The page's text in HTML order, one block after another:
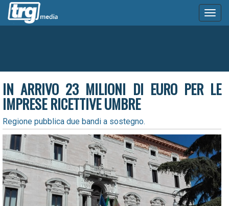
IN ARRIVO 23 MILIONI DI EURO PER LE
IMPRESE RICETTIVE UMBRE
Regione pubblica due bandi a sostegno.